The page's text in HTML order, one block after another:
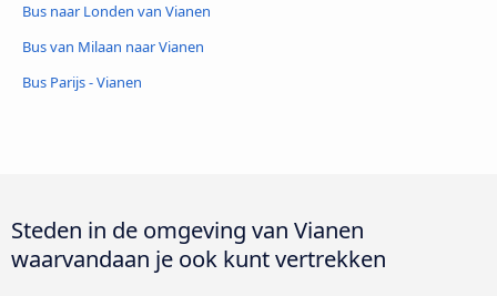
Bus naar Londen van Vianen
Bus van Milaan naar Vianen
Bus Parijs - Vianen
Steden in de omgeving van Vianen
waarvandaan je ook kunt vertrekken